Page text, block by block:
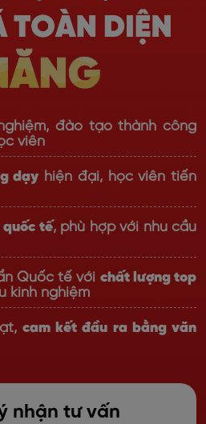
đào tạo thành công
viên
dạy hiện đại, học viên tiến
quốc tế, phù hợp với nhu cầu
Quốc tế với chất lượng top
kinh nghiệm
cam kết đầu ra bằng văn
nhận tư vấn